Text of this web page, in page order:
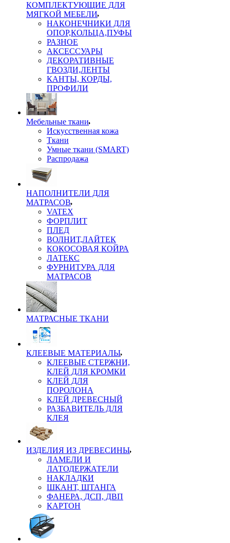
КОМПЛЕКТУЮЩИЕ ДЛЯ
МЯГКОЙ МЕБЕЛИ
НАКОНЕЧНИКИ ДЛЯ
ОПОР,КОЛЬЦА,ПУФЫ
РАЗНОЕ
АКСЕССУАРЫ
ДЕКОРАТИВНЫЕ
ГВОЗДИ,ЛЕНТЫ
КАНТЫ, КОРДЫ,
ПРОФИЛИ
Мебельные ткани
Искусственная кожа
Ткани
Умные ткани (SMART)
Распродажа
НАПОЛНИТЕЛИ ДЛЯ
МАТРАСОВ
VATEX
ФОРПЛИТ
ПЛЕД
ВОЛНИТ,ЛАЙТЕК
КОКОСОВАЯ КОЙРА
ЛАТЕКС
ФУРНИТУРА ДЛЯ
МАТРАСОВ
МАТРАСНЫЕ ТКАНИ
КЛЕЕВЫЕ МАТЕРИАЛЫ
КЛЕЕВЫЕ СТЕРЖНИ,
КЛЕЙ ДЛЯ КРОМКИ
КЛЕЙ ДЛЯ
ПОРОЛОНА
КЛЕЙ ДРЕВЕСНЫЙ
РАЗБАВИТЕЛЬ ДЛЯ
КЛЕЯ
ИЗДЕЛИЯ ИЗ ДРЕВЕСИНЫ
ЛАМЕЛИ И
ЛАТОДЕРЖАТЕЛИ
НАКЛАДКИ
ШКАНТ, ШТАНГА
ФАНЕРА, ДСП, ДВП
КАРТОН